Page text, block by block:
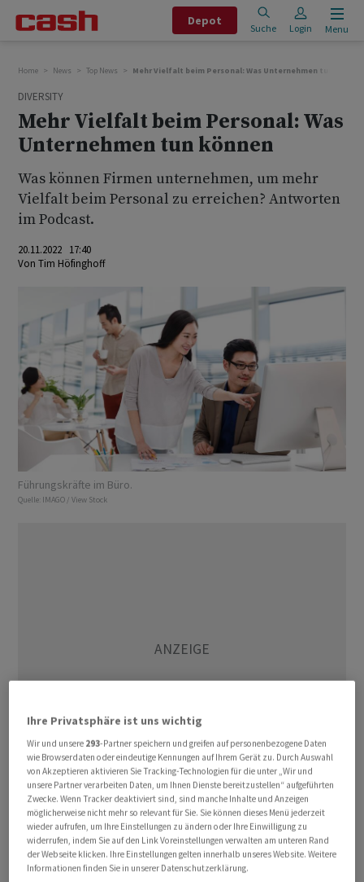
Depot
Suche Login Menu
Home News Top News Mehr Vielfalt beim Personal: Was Unternehmen tun können
DIVERSITY
Mehr Vielfalt beim Personal: Was
Unternehmen tun können
Was können Firmen unternehmen, um mehr
Vielfalt beim Personal zu erreichen? Antworten
im Podcast.
20.11.2022 17:40
Von Tim Höfinghoff
Führungskräfte im Büro.
Quelle: IMAGO / View Stock
ImPodcast "Handelszeitung Insights"
spricht Tim
Höfinghoff mit den "Handelszeitung"-Redaktoren Tina
Fischer und Stefan Mair über Diversität am Arbeitsplatz:
Was können Unternehmen und Mitarbeitende tun,
Ihre Privatsphäre ist uns wichtig
Wir und unsere 293-Partner speichern und greifen auf personenbezogene Daten
wie Browserdaten oder eindeutige Kennungen auf Ihrem Gerät zu. Durch Auswahl
von Akzeptieren aktivieren Sie Tracking-Technologien für die unter „Wir und
unsere Partner verarbeiten Daten, um Ihnen Dienste bereitzustellen“ aufgeführten
Zwecke. Wenn Tracker deaktiviert sind, sind manche Inhalte und Anzeigen
möglicherweise nicht mehr so relevant für Sie. Sie können dieses Menü jederzeit
wieder aufrufen, um Ihre Einstellungen zu ändern oder Ihre Einwilligung zu
widerrufen, indem Sie auf den Link Voreinstellungen verwalten am unteren Rand
der Webseite klicken. Ihre Einstellungen gelten innerhalb unseres Website. Weitere
Informationen finden Sie in unserer Datenschutzerklärung.